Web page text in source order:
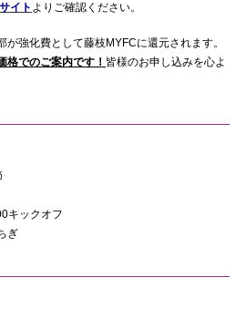
イト よりご確認ください。
強化費として藤枝MYFCに還元されます。
格でのご案内です！ 皆様のお申し込みを心よ
キックオフ
ぎ